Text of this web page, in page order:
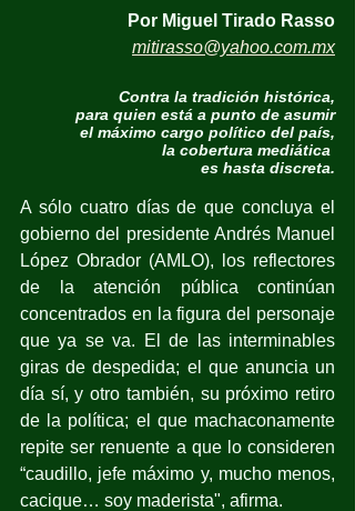
Por Miguel Tirado Rasso
mitirasso@yahoo.com.mx
Contra la tradición histórica,
para quien está a punto de asumir
el máximo cargo político del país,
la cobertura mediática
es hasta discreta.
A sólo cuatro días de que concluya el
gobierno del presidente Andrés Manuel
López Obrador (AMLO), los reflectores
de la atención pública continúan
concentrados en la figura del personaje
que ya se va. El de las interminables
giras de despedida; el que anuncia un
día sí, y otro también, su próximo retiro
de la política; el que machaconamente
repite ser renuente a que lo consideren
“caudillo, jefe máximo y, mucho menos,
cacique… soy maderista", afirma.